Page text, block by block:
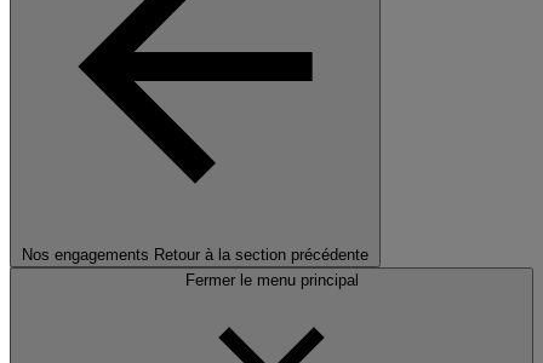
Nos engagements Retour à la section précédente
Fermer le menu principal